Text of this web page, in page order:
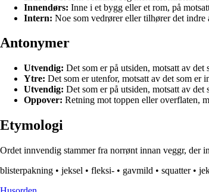
Innendørs: Inne i et bygg eller et rom, på
Intern: Noe som vedrører eller tilhører det indre
Antonymer
Utvendig: Det som er på utsiden, motsatt av det
Ytre: Det som er utenfor, motsatt av det som er
Utvendig: Det som er på utsiden, motsatt av det
Oppover: Retning mot toppen eller overflaten,
Etymologi
Ordet innvendig stammer fra norrønt innan veggr, der
blisterpakning • jeksel • fleksi- • gavmild • squatter•